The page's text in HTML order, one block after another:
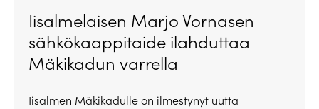
Iisalmelaisen Marjo Vornasen
sähkökaappitaide ilahduttaa
Mäkikadun varrella
Iisalmen Mäkikadulle on ilmestynyt uutta